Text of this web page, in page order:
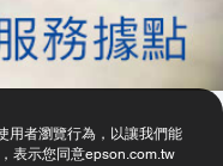
用者瀏覽行為，以讓我們能
表示您同意epson.com.tw